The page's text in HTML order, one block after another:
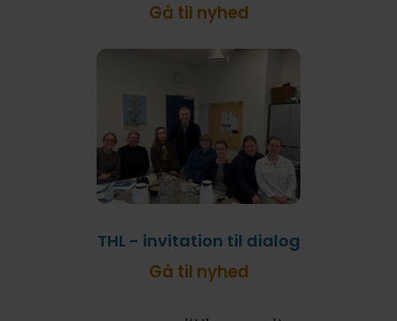
Gå til nyhed
THL - invitation til dialog
Gå til nyhed